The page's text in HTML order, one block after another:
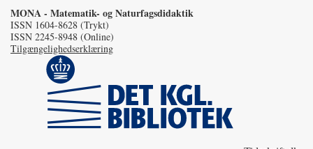
MONA - Matematik- og Naturfagsdidaktik
ISSN 1604-8628 (Trykt)
ISSN 2245-8948 (Online)
Tilgængelighedserklæring